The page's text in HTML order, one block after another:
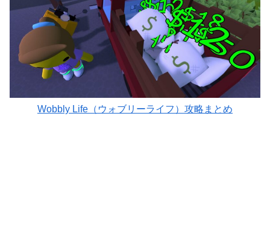
Wobbly Life（ウォブリーライフ）攻略まとめ